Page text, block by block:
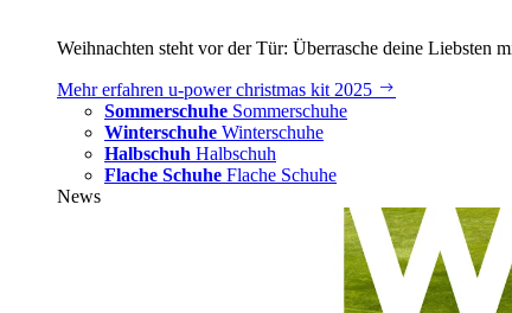
Weihnachten steht vor der Tür: Überrasche deine Liebsten
Mehr erfahren u‑power christmas kit 2025
Sommerschuhe Sommerschuhe
Winterschuhe Winterschuhe
Halbschuh Halbschuh
Flache Schuhe Flache Schuhe
News